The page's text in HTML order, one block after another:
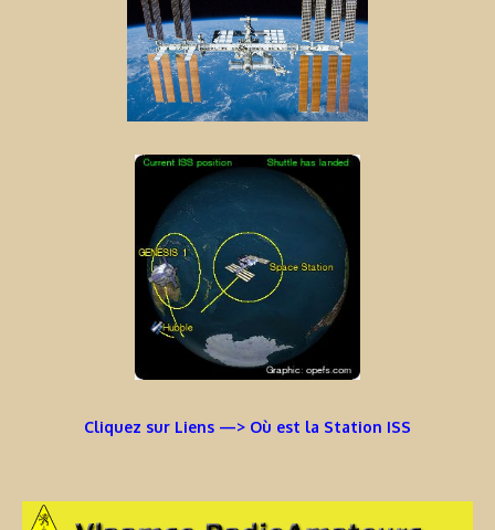
Cliquez sur Liens —> Où est la Station ISS